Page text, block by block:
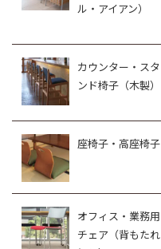
ル・アイアン）
カウンター・スタ
ンド椅子（木製）
座椅子・高座椅子
オフィス・業務用
チェア（背もたれ